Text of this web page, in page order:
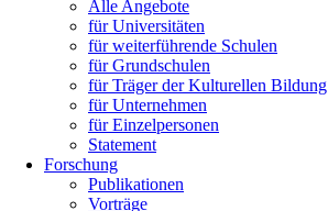
Alle Angebote
für Universitäten
für weiterführende Schulen
für Grundschulen
für Träger der Kulturellen Bildung
für Unternehmen
für Einzelpersonen
Statement
Forschung
Publikationen
Vorträge